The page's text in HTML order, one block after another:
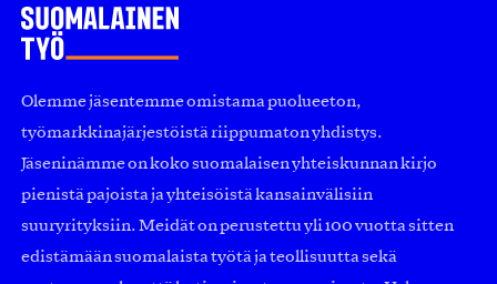
Olemme jäsentemme omistama puolueeton,
työmarkkinajärjestöistä riippumaton yhdistys.
Jäseninämme on koko suomalaisen yhteiskunnan kirjo
pienistä pajoista ja yhteisöistä kansainvälisiin
suuryrityksiin. Meidät on perustettu yli 100 vuotta sitten
edistämään suomalaista työtä ja teollisuutta sekä